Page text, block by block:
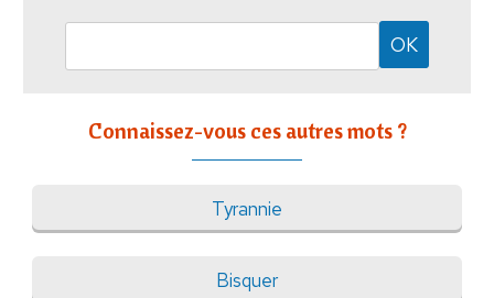
Connaissez-vous ces autres mots ?
Tyrannie
Bisquer